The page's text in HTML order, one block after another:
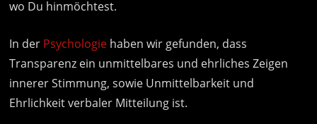
wo Du hinmöchtest.
In der Psychologie haben wir gefunden, dass
Transparenz ein unmittelbares und ehrliches Zeigen
innerer Stimmung, sowie Unmittelbarkeit und
Ehrlichkeit verbaler Mitteilung ist.